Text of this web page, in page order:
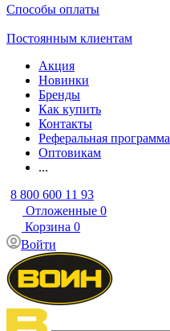
Способы оплаты
Постоянным клиентам
Акция
Новинки
Бренды
Как купить
Контакты
Реферальная программа
Оптовикам
...
8 800 600 11 93
Отложенные 0
Корзина 0
Войти